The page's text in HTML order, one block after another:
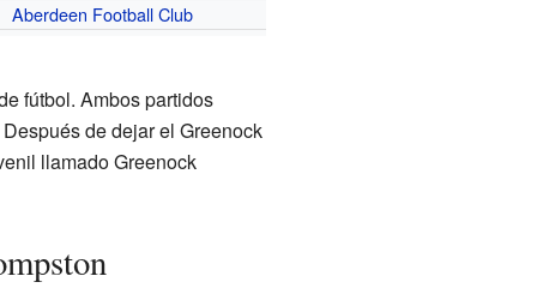
Aberdeen Football Club
fútbol. Ambos partidos
de dejar el Greenock
llamado Greenock